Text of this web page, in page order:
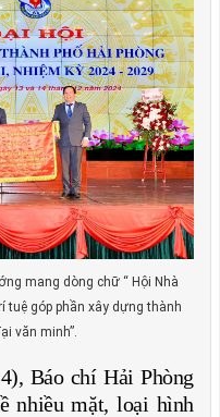
mang dòng chữ “ Hội Nhà
tuệ góp phần xây dựng thành
văn minh”.
Báo chí Hải Phòng
nhiều mặt, loại hình